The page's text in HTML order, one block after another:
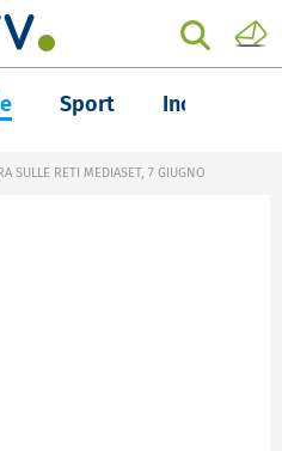
Sport Inchieste
SULLE RETI MEDIASET, 7 GIUGNO